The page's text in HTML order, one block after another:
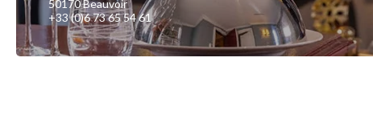
50170 Beauvoir
+33 (0)6 73 65 54 61